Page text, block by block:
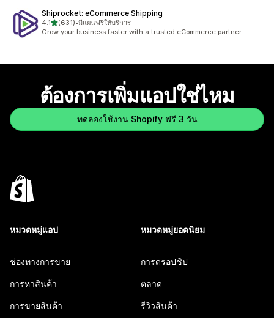
Shiprocket: eCommerce Shipping
4.1เต็ม 5 ดาว
(631)
ทั้งหมด 631 รีวิว
•มีแผนฟรีให้บริการ
Grow your business faster with a trusted eCommerce partner
ต้องการเพิ่มแอปใช่ไหม
ทดลองใช้งาน Shopify ฟรี 3 วัน
หมวดหมู่แอป
ช่องทางการขาย
การหาสินค้า
การขายสินค้า
หมวดหมู่ยอดนิยม
การดรอปชิป
ตลาด
รีวิวสินค้า